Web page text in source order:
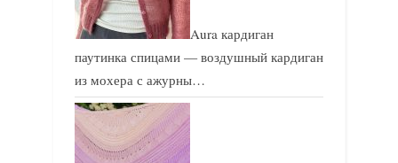
Aura кардиган
паутинка спицами — воздушный кардиган
из мохера с ажурны…